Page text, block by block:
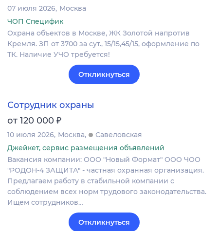
07 июля 2026 Москва
ЧОП Специфик
Охрана объектов в Москве, ЖК Золотой напротив
Кремля. ЗП от 3700 за сут., 15/15,45/15, оформление по
ТК. Наличие УЧО требуется!
Откликнуться
Сотрудник охраны
от 120 000 ₽
10 июля 2026 Москва
Савеловская
Джейкет, сервис размещения объявлений
Вакансия компании: ООО "Новый Формат" ООО ЧОО
"РОДОН-4 ЗАЩИТА" - частная охранная организация.
Предлагаем работу в стабильной компании с
соблюдением всех норм трудового законодательства.
Ищем сотрудников…
Откликнуться